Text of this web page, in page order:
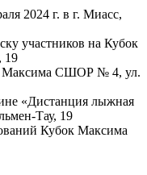
2024 г. в г. Миасс,
участников на Кубок
19
Максима СШОР № 4, ул.
«Дистанция лыжная
Тау, 19
Кубок Максима